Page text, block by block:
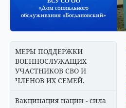
МЕРЫ ПОДДЕРЖКИ
ВОЕННОСЛУЖАЩИХ-
УЧАСТНИКОВ СВО И
ЧЛЕНОВ ИХ СЕМЕЙ.
Вакцинация нации - сила